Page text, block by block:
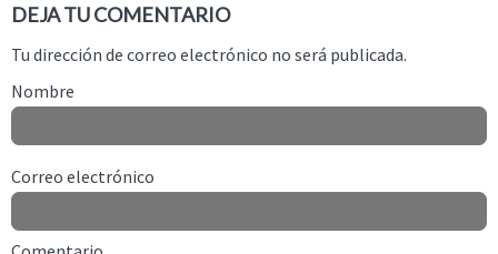
DEJA TU COMENTARIO
Tu dirección de correo electrónico no será publicada.
Nombre
Correo electrónico